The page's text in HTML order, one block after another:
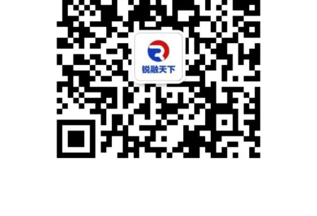
添加好友